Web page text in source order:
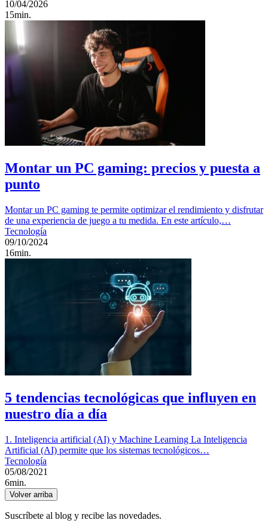
10/04/2026
15min.
Montar un PC gaming: precios y puesta a
punto
Montar un PC gaming te permite optimizar el rendimiento y disfrutar
de una experiencia de juego a tu medida. En este artículo,…
Tecnología
09/10/2024
16min.
5 tendencias tecnológicas que influyen en
nuestro día a día
1. Inteligencia artificial (AI) y Machine Learning La Inteligencia
Artificial (AI) permite que los sistemas tecnológicos…
Tecnología
05/08/2021
6min.
Volver arriba
Suscríbete al blog y recibe las novedades.